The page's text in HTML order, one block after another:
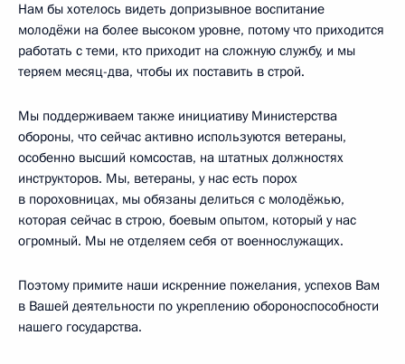
Нам бы хотелось видеть допризывное воспитание
молодёжи на более высоком уровне, потому что приходится
работать с теми, кто приходит на сложную службу, и мы
теряем месяц-два, чтобы их поставить в строй.
Мы поддерживаем также инициативу Министерства
обороны, что сейчас активно используются ветераны,
особенно высший комсостав, на штатных должностях
инструкторов. Мы, ветераны, у нас есть порох
в пороховницах, мы обязаны делиться с молодёжью,
которая сейчас в строю, боевым опытом, который у нас
огромный. Мы не отделяем себя от военнослужащих.
Поэтому примите наши искренние пожелания, успехов Вам
в Вашей деятельности по укреплению обороноспособности
нашего государства.